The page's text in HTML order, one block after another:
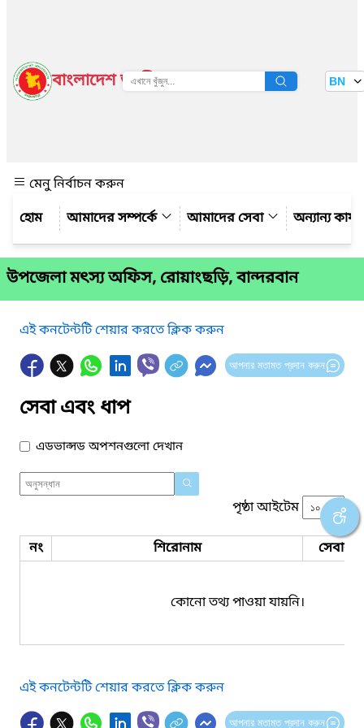
বাংলাদেশ জাতীয় তথ্য বাতায়ন BN
মেনু নির্বাচন করুন
আমাদের সম্পর্কে
আমাদের সেবা অন্যান্য
উপজেলা মৎস্য অফিস, রোয়াংছড়ি, বান্দরবান
এই কনটেন্টটি শেয়ার করতে ক্লিক করুন
আপনার মতামত প্রদান করুন
সেবা এবং ধাপ
এডভান্সড অপশনগুলো দেখান
পৃষ্ঠা আইটেম
নং শিরোনাম সেবার
কোনো তথ্য পাওয়া যায়নি।
এই কনটেন্টটি শেয়ার করতে ক্লিক করুন
আপনার মতামত প্রদান করুন